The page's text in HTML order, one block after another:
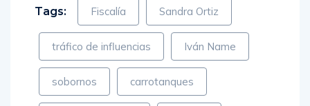
Tags: Fiscalía Sandra Ortiz
tráfico de influencias Iván Name
sobornos carrotanques